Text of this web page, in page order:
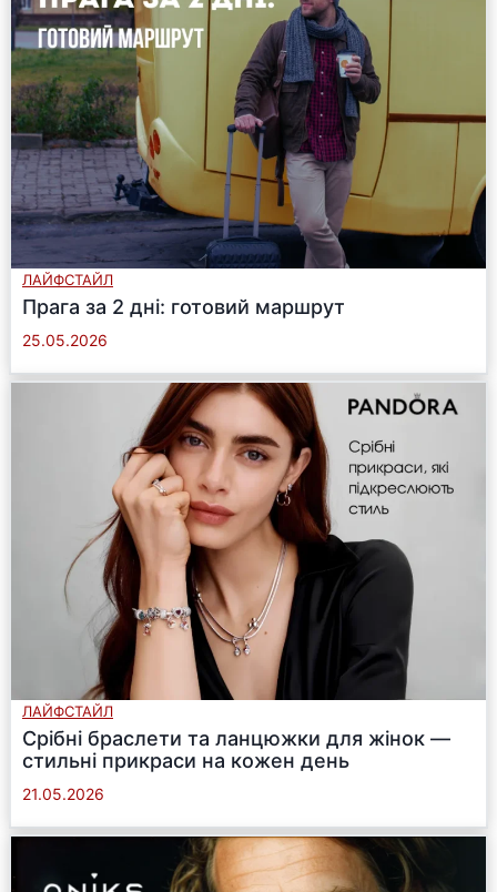
ЛАЙФСТАЙЛ
Прага за 2 дні: готовий маршрут
25.05.2026
ЛАЙФСТАЙЛ
Срібні браслети та ланцюжки для жінок —
стильні прикраси на кожен день
21.05.2026